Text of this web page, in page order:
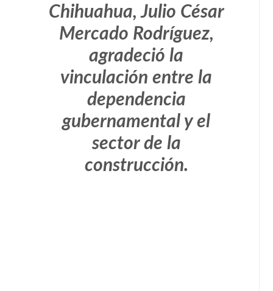
Chihuahua, Julio César
Mercado Rodríguez,
agradeció la
vinculación entre la
dependencia
gubernamental y el
sector de la
construcción.